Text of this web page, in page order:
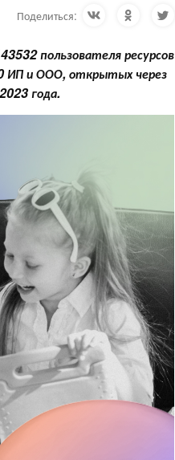
Поделиться:
пользователя ресурсов
ИП и ООО, открытых через
года.